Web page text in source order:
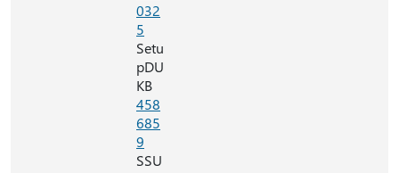
032
5
Setu
pDU
KB
458
685
9
SSU